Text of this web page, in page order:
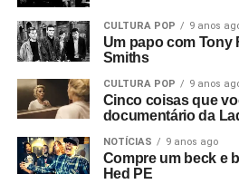
CULTURA POP 9 anos
Um papo com Tony
Smiths
CULTURA POP 9 anos
Cinco coisas que
documentário da
NOTÍCIAS 9 anos ago
Compre um beck e
Hed PE